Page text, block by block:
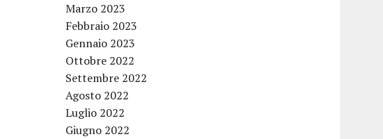
Marzo 2023
Febbraio 2023
Gennaio 2023
Ottobre 2022
Settembre 2022
Agosto 2022
Luglio 2022
Giugno 2022